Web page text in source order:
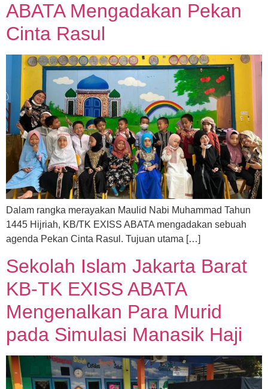
ABATA Mengadakan Pekan
Cinta Rasul
Dalam rangka merayakan Maulid Nabi Muhammad Tahun
1445 Hijriah, KB/TK EXISS ABATA mengadakan sebuah
agenda Pekan Cinta Rasul. Tujuan utama […]
Sekolah Islam Jakarta Barat
KB-TK EXISS ABATA
Mengenalkan Para Murid
pada Simulasi Manasik Haji